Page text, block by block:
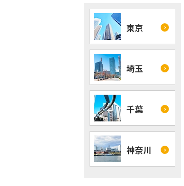
東京
埼玉
千葉
神奈川